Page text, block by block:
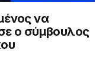
να
ο σύμβουλος